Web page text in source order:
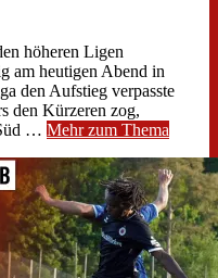
höheren Ligen
am heutigen Abend in
den Aufstieg verpasste
den Kürzeren zog,
… Mehr zum Thema